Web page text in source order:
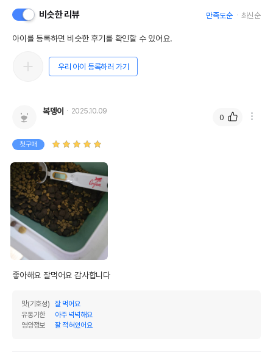
비슷한 리뷰 만족도순 최신순
아이를 등록하면 비슷한 후기를 확인할 수 있어요.
우리 아이 등록하러 가기
복뎅이 2025.10.09
첫구매
좋아해요 잘먹어요 감사합니다
맛(기호성)
잘 먹어요
유통기한
아주 넉넉해요
영양정보
잘 적혀있어요
0